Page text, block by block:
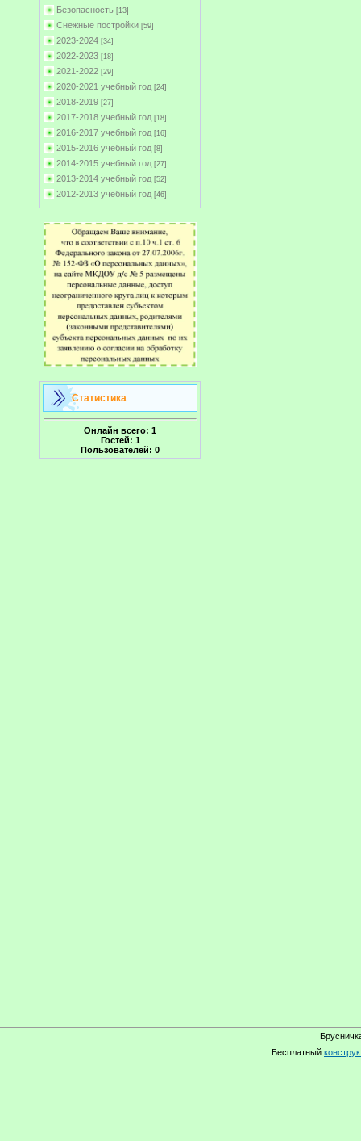
Безопасность [13]
Снежные постройки [59]
2023-2024 [34]
2022-2023 [18]
2021-2022 [29]
2020-2021 учебный год [24]
2018-2019 [27]
2017-2018 учебный год [18]
2016-2017 учебный год [16]
2015-2016 учебный год [8]
2014-2015 учебный год [27]
2013-2014 учебный год [52]
2012-2013 учебный год [46]
Статистика
Онлайн всего: 1
Гостей: 1
Пользователей: 0
Бесплатный